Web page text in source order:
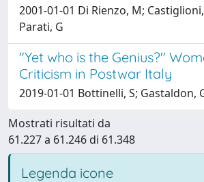
2001-01-01 Di Rienzo, M;
Parati, G
"Yet who is the Genius?"
Criticism in Postwar Italy
2019-01-01 Bottinelli, S; Gastaldon,
Mostrati risultati da
61.227 a 61.246 di 61.348
Legenda icone